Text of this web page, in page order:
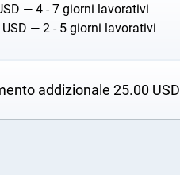
— 4 - 7 giorni lavorativi
USD — 2 - 5 giorni lavorativi
addizionale25.00 USD